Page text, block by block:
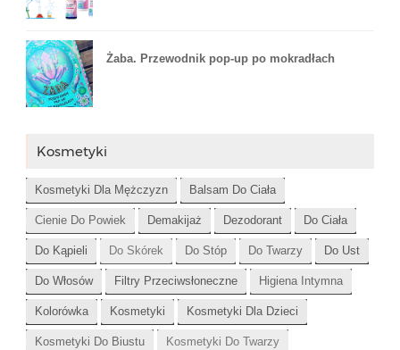
Żaba. Przewodnik pop-up po mokradłach
Kosmetyki
Kosmetyki Dla Mężczyzn Balsam Do Ciała
Cienie Do Powiek Demakijaż Dezodorant Do Ciała
Do Kąpieli Do Skórek Do Stóp Do Twarzy Do Ust
Do Włosów Filtry Przeciwsłoneczne Higiena Intymna
Kolorówka Kosmetyki Kosmetyki Dla Dzieci
Kosmetyki Do Biustu Kosmetyki Do Twarzy